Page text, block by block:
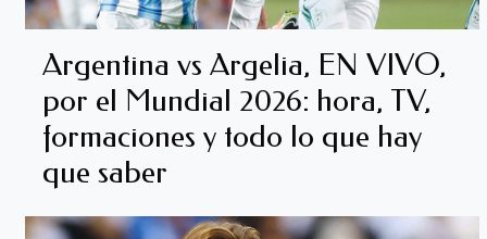
Argentina vs Argelia, EN VIVO,
por el Mundial 2026: hora, TV,
formaciones y todo lo que hay
que saber